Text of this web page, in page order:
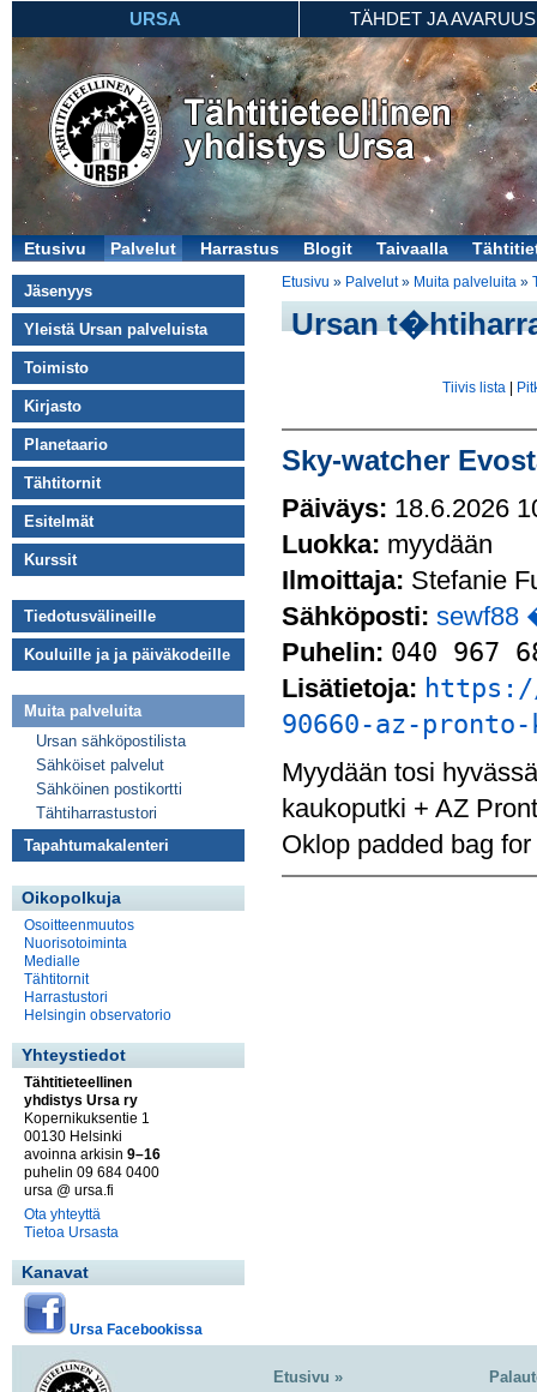
URSA TÄHDET JA AVARUUS
Etusivu Palvelut Harrastus Blogit Taivaalla
Jäsenyys
Yleistä Ursan palveluista
Toimisto
Kirjasto
Planetaario
Tähtitornit
Esitelmät
Kurssit
Tiedotusvälineille
Kouluille ja ja päiväkodeille
Muita palveluita
Ursan sähköpostilista
Sähköiset palvelut
Sähköinen postikortti
Tähtiharrastustori
Tapahtumakalenteri
Oikopolkuja
Osoitteenmuutos
Nuorisotoiminta
Medialle
Tähtitornit
Harrastustori
Helsingin observatorio
Yhteystiedot
Tähtitieteellinen
yhdistys Ursa ry
Kopernikuksentie 1
00130 Helsinki
avoinna arkisin 9–16
puhelin 09 684 0400
ursa @ ursa.fi
Ota yhteyttä
Tietoa Ursasta
Kanavat
Ursa Facebookissa
Etusivu » Palvelut» Muita palveluita »
Ursan
Tiivis lista|
Sky-watcher
Päiväys: 18.6.2026
Luokka: myydään
Ilmoittaja: Stefanie
Sähköposti: sewf88
Puhelin: 040 967
Lisätietoja:
90660-az-
Myydään tosi
kaukoputki + AZ
Oklop padded bag
Etusivu »